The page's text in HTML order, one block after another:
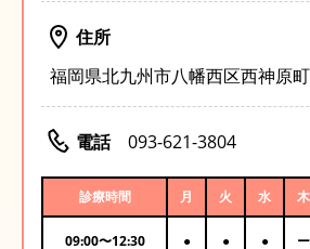
住所
福岡県北九州市八幡西区西神原
電話 093-621-3804
診療時間 月 火 水 木
09:00〜12:30 ● ● ● ー